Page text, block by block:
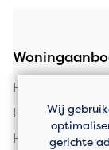
Huis kopen in
Huis kopen in
Huis kopen in
Wij
gerichte